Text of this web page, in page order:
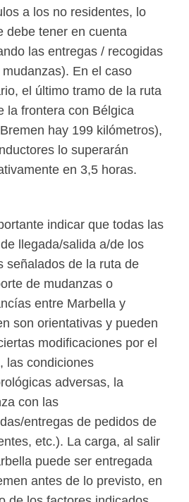
a los no residentes, lo
debe tener en cuenta
las entregas / recogidas
En el caso
el último tramo de la ruta
la frontera con Bélgica
hay 199 kilómetros),
lo superarán
en 3,5 horas.
indicar que todas las
llegada/salida a/de los
señalados de la ruta de
de mudanzas o
entre Marbella y
son orientativas y pueden
modificaciones por el
las condiciones
adversas, la
con las
entregas de pedidos de
etc.). La carga, al salir
puede ser entregada
antes de lo previsto, en